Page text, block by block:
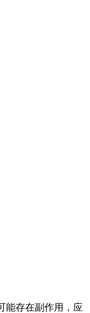
能存在副作用，应